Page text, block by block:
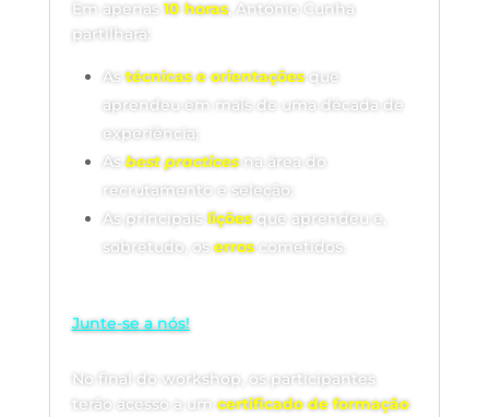
Em apenas 10 horas, António Cunha
partilhará:
As técnicas e orientaçõesque
aprendeu em mais de uma década de
experiência;
As best practicesna área do
recrutamento e seleção;
As principais lições que aprendeu e,
sobretudo, oserros cometidos.
Junte-se a nós!
No final do workshop, os participantes
terão acesso a um certificado de formação